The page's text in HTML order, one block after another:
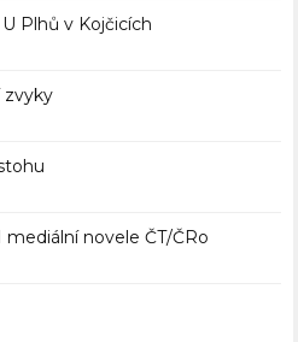
Plhů v Kojčicích
zvyky
mediální novele ČT/ČRo